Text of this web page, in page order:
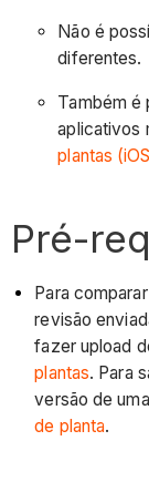
Não é
diferentes.
Também é
aplicativos
plantas
Pré-
Para
revisão
fazer upload
plantas. Para
versão de
de planta.